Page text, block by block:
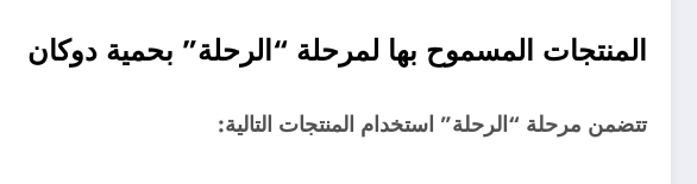
المنتجات المسموح بها لمرحلة “الرحلة” بحمية دوكان
تتضمن مرحلة “الرحلة” استخدام المنتجات التالية: